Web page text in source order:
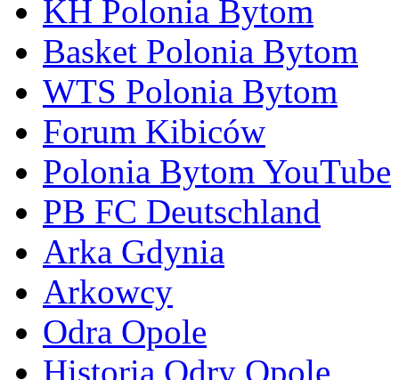
KH Polonia Bytom
Basket Polonia Bytom
WTS Polonia Bytom
Forum Kibiców
Polonia Bytom YouTube
PB FC Deutschland
Arka Gdynia
Arkowcy
Odra Opole
Historia Odry Opole